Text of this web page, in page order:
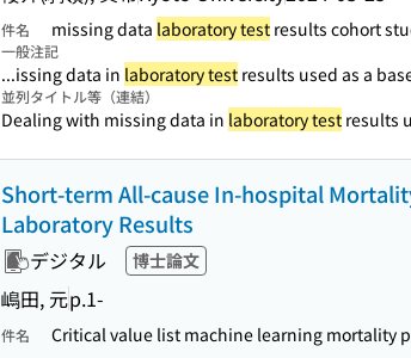
件名 missing data laboratory test results cohort
一般注記
...issing data in laboratory test results used as a
並列タイトル等（連結）
Dealing with missing data in laboratory test results
Short-term All-cause In-hospital
Laboratory Results
デジタル 博士論文
嶋田, 元p.1-
件名 Critical value list machine learning mortality